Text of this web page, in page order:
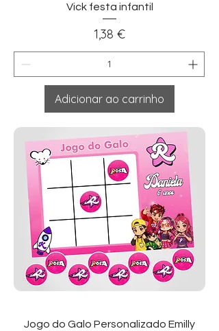
Vick festa infantil
Preço
1,38 €
Adicionar ao carrinho
Jogo do Galo Personalizado Emilly